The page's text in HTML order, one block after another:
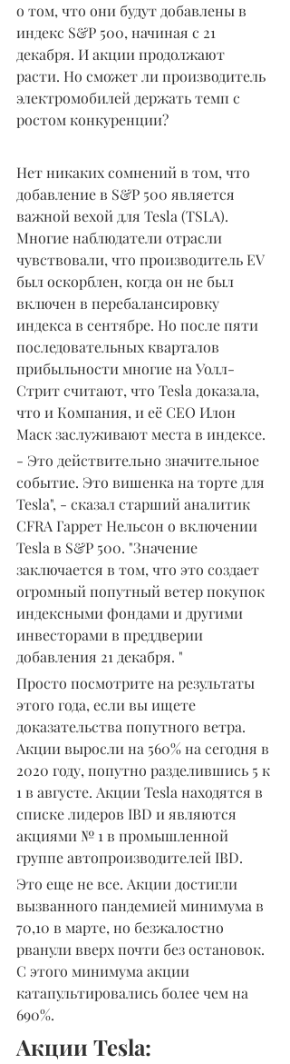
о том, что они будут добавлены в
индекс S&P 500, начиная с 21
декабря. И акции продолжают
расти. Но сможет ли производитель
электромобилей держать темп с
ростом конкуренции?
Нет никаких сомнений в том, что
добавление в S&P 500 является
важной вехой для Tesla (TSLA).
Многие наблюдатели отрасли
чувствовали, что производитель EV
был оскорблен, когда он не был
включен в перебалансировку
индекса в сентябре. Но после пяти
последовательных кварталов
прибыльности многие на Уолл-
Стрит считают, что Tesla доказала,
что и Компания, и её СЕО Илон
Маск заслуживают места в индексе.
- Это действительно значительное
событие. Это вишенка на торте для
Tesla", - сказал старший аналитик
CFRA Гаррет Нельсон о включении
Tesla в S&P 500. "Значение
заключается в том, что это создает
огромный попутный ветер покупок
индексными фондами и другими
инвесторами в преддверии
добавления 21 декабря. "
Просто посмотрите на результаты
этого года, если вы ищете
доказательства попутного ветра.
Акции выросли на 560% на сегодня в
2020 году, попутно разделившись 5 к
1 в августе. Акции Tesla находятся в
списке лидеров IBD и являются
акциями № 1 в промышленной
группе автопроизводителей IBD.
Это еще не все. Акции достигли
вызванного пандемией минимума в
70,10 в марте, но безжалостно
рванули вверх почти без остановок.
С этого минимума акции
катапультировались более чем на
690%.
Акции Tesla: